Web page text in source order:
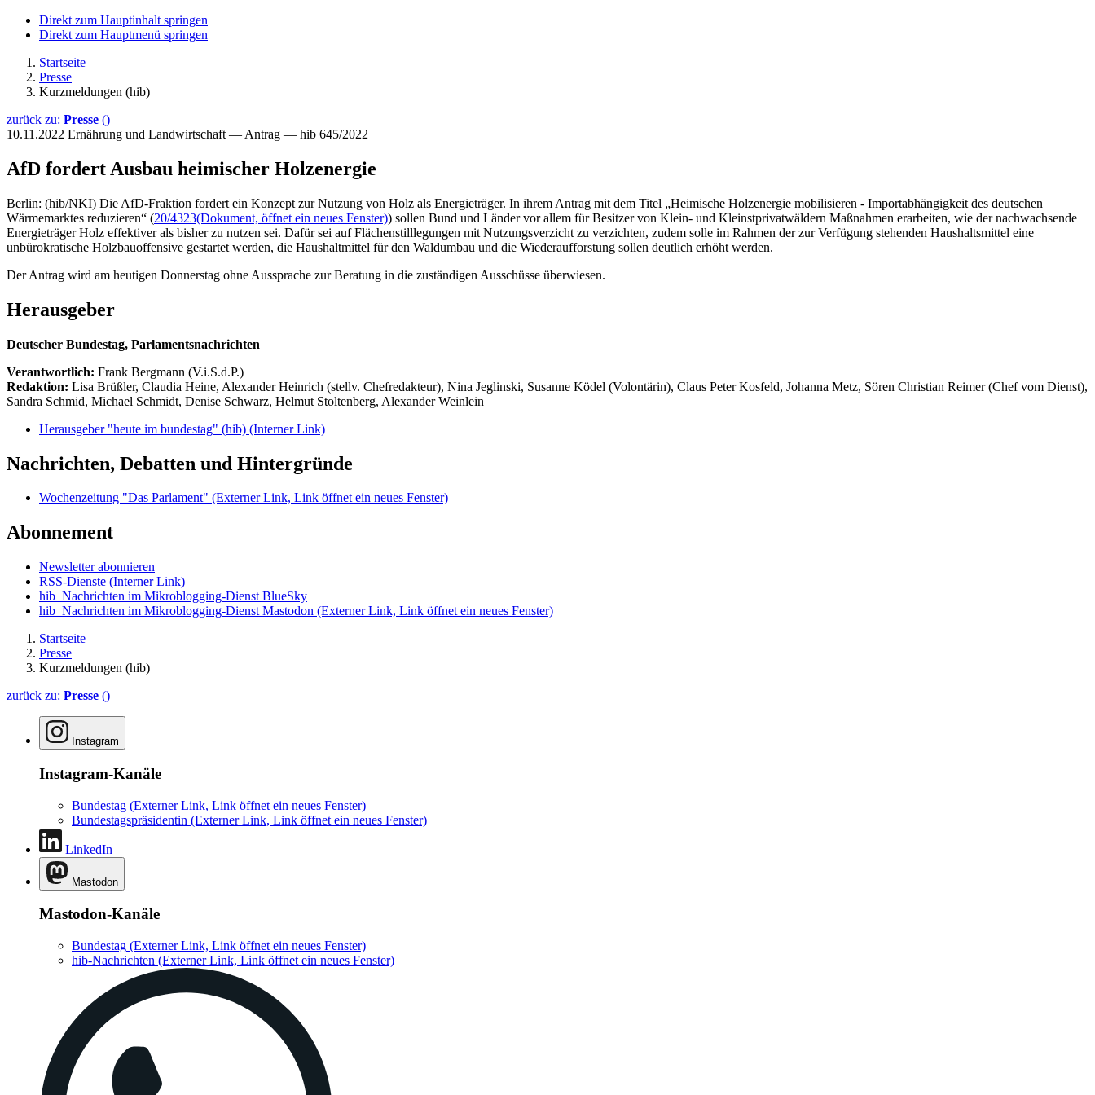
Direkt zum Hauptinhalt springen
Direkt zum Hauptmenü springen
Startseite
Presse
Kurzmeldungen (hib)
zurück zu: Presse ()
10.11.2022 Ernährung und Landwirtschaft — Antrag — hib 645/2022
AfD fordert Ausbau heimischer Holzenergie
Berlin: (hib/NKI) Die AfD-Fraktion fordert ein Konzept zur Nutzung von Holz als Energieträger. In ihrem Antrag mit dem Titel „Heimische Holzenergie mobilisieren - Importabhängigkeit des deutschen
Wärmemarktes reduzieren“ (20/4323(Dokument, öffnet ein neues Fenster)) sollen Bund und Länder vor allem für Besitzer von Klein- und Kleinstprivatwäldern Maßnahmen erarbeiten, wie der nachwachsende
Energieträger Holz effektiver als bisher zu nutzen sei. Dafür sei auf Flächenstilllegungen mit Nutzungsverzicht zu verzichten, zudem solle im Rahmen der zur Verfügung stehenden Haushaltsmittel eine
unbürokratische Holzbauoffensive gestartet werden, die Haushaltmittel für den Waldumbau und die Wiederaufforstung sollen deutlich erhöht werden.
Der Antrag wird am heutigen Donnerstag ohne Aussprache zur Beratung in die zuständigen Ausschüsse überwiesen.
Herausgeber
Deutscher Bundestag, Parlamentsnachrichten
Verantwortlich: Frank Bergmann (V.i.S.d.P.)
Redaktion: Lisa Brüßler, Claudia Heine, Alexander Heinrich (stellv. Chefredakteur), Nina Jeglinski, Susanne Ködel (Volontärin), Claus Peter Kosfeld, Johanna Metz, Sören Christian Reimer (Chef vom Dienst),
Sandra Schmid, Michael Schmidt, Denise Schwarz, Helmut Stoltenberg, Alexander Weinlein
Herausgeber "heute im bundestag" (hib) (Interner Link)
Nachrichten, Debatten und Hintergründe
Wochenzeitung "Das Parlament" (Externer Link, Link öffnet ein neues Fenster)
Abonnement
Newsletter abonnieren
RSS-Dienste (Interner Link)
hib_Nachrichten im Mikroblogging-Dienst BlueSky
hib_Nachrichten im Mikroblogging-Dienst Mastodon (Externer Link, Link öffnet ein neues Fenster)
Startseite
Presse
Kurzmeldungen (hib)
zurück zu: Presse ()
Instagram
Instagram-Kanäle
Bundestag (Externer Link, Link öffnet ein neues Fenster)
Bundestagspräsidentin (Externer Link, Link öffnet ein neues Fenster)
LinkedIn
Mastodon
Mastodon-Kanäle
Bundestag (Externer Link, Link öffnet ein neues Fenster)
hib-Nachrichten (Externer Link, Link öffnet ein neues Fenster)